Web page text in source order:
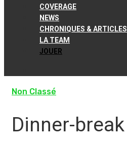
COVERAGE
NEWS
CHRONIQUES & ARTICLES
LA TEAM
JOUER
Non Classé
Dinner-break